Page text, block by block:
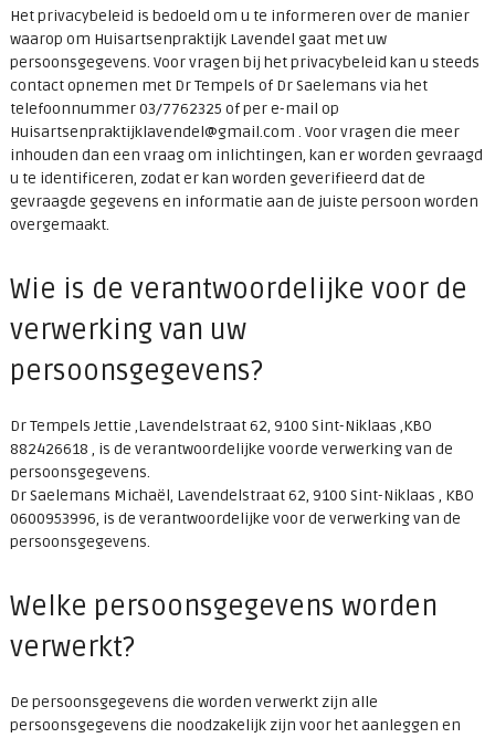
Het privacybeleid is bedoeld om u te informeren over de manier
waarop om Huisartsenpraktijk Lavendel gaat met uw
persoonsgegevens. Voor vragen bij het privacybeleid kan u steeds
contact opnemen met Dr Tempels of Dr Saelemans via het
telefoonnummer 03/7762325 of per e-mail op
Huisartsenpraktijklavendel@gmail.com . Voor vragen die meer
inhouden dan een vraag om inlichtingen, kan er worden gevraagd
u te identificeren, zodat er kan worden geverifieerd dat de
gevraagde gegevens en informatie aan de juiste persoon worden
overgemaakt.
Wie is de verantwoordelijke voor de
verwerking van uw
persoonsgegevens?
Dr Tempels Jettie ,Lavendelstraat 62, 9100 Sint-Niklaas ,KBO
882426618 , is de verantwoordelijke voorde verwerking van de
persoonsgegevens.
Dr Saelemans Michaël, Lavendelstraat 62, 9100 Sint-Niklaas , KBO
0600953996, is de verantwoordelijke voor de verwerking van de
persoonsgegevens.
Welke persoonsgegevens worden
verwerkt?
De persoonsgegevens die worden verwerkt zijn alle
persoonsgegevens die noodzakelijk zijn voor het aanleggen en